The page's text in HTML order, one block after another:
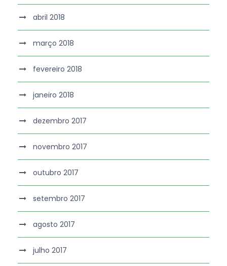
abril 2018
março 2018
fevereiro 2018
janeiro 2018
dezembro 2017
novembro 2017
outubro 2017
setembro 2017
agosto 2017
julho 2017